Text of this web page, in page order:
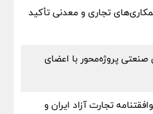
تجاری و معدنی تأکید
پروژه‌محور با اعضای
تجارت آزاد ایران و